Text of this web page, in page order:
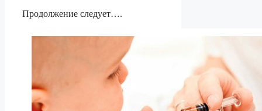
Продолжение следует….